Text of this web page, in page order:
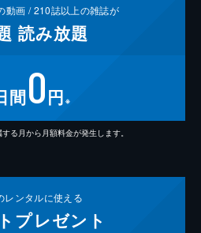
動画 /210誌以上の雑誌が
読み放題
間0円 ※
る月から月額料金が発生します。
レンタルに使える
プレゼント